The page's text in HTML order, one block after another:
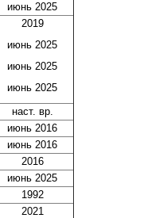
июнь 2025
2019
июнь 2025
июнь 2025
июнь 2025
наст. вр.
июнь 2016
июнь 2016
2016
июнь 2025
1992
2021